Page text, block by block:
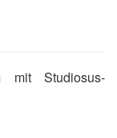
mit Studiosus-